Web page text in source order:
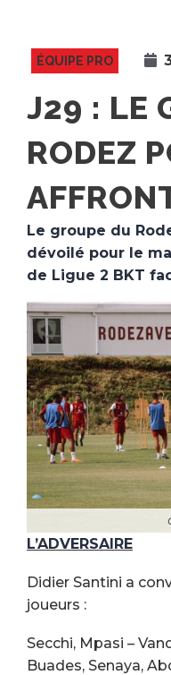
ÉQUIPE PRO
J29 : LE
RODEZ
Le groupe du
dévoilé pour le
de Ligue 2 BKT
L’ADVERSAIRE
Didier Santini a
joueurs :
Secchi, Mpasi –
Buades, Senaya,